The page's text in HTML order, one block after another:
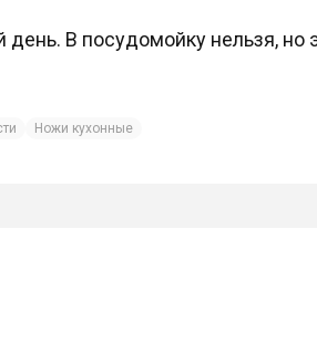
В посудомойку нельзя, но
Ножи кухонные